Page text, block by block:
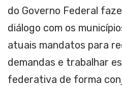
do Governo Federal
diálogo com os
atuais mandatos para
demandas e trabalhar
federativa de forma